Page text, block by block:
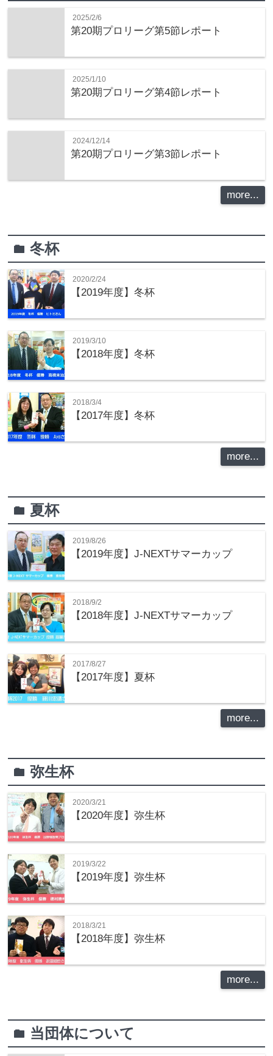
2025/2/6
第20期プロリーグ第5節レポート
2025/1/10
第20期プロリーグ第4節レポート
2024/12/14
第20期プロリーグ第3節レポート
more...
folder冬杯
2020/2/24
【2019年度】冬杯
2019/3/10
【2018年度】冬杯
2018/3/4
【2017年度】冬杯
more...
folder 夏杯
2019/8/26
【2019年度】J-NEXTサマーカップ
2018/9/2
【2018年度】J-NEXTサマーカップ
2017/8/27
【2017年度】夏杯
more...
folder 弥生杯
2020/3/21
【2020年度】弥生杯
2019/3/22
【2019年度】弥生杯
2018/3/21
【2018年度】弥生杯
more...
folder 当団体について